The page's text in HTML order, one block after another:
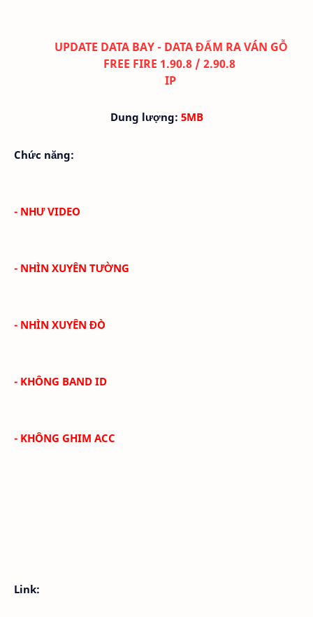
UPDATE DATA BAY - DATA ĐẤM RA VÁN GỖ
FREE FIRE 1.90.8 / 2.90.8
IP
Dung lượng: 5MB
Chức năng:
- NHƯ VIDEO
- NHÌN XUYÊN TƯỜNG
- NHÌN XUYÊN ĐÒ
- KHÔNG BAND ID
- KHÔNG GHIM ACC
Link: